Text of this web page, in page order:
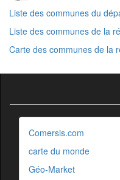
Liste des communes du
Liste des communes de la
Carte des communes de la
Comersis.com
carte du monde
Géo-Market